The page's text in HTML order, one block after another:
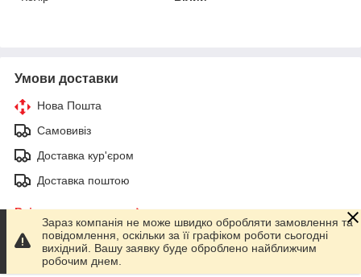
Умови доставки
Нова Пошта
Самовивіз
Доставка кур'єром
Доставка поштою
Всі умови доставки
Умови оплати
Зараз компанія не може швидко обробляти замовлення та
повідомлення, оскільки за її графіком роботи сьогодні
вихідний. Вашу заявку буде оброблено найближчим
робочим днем.